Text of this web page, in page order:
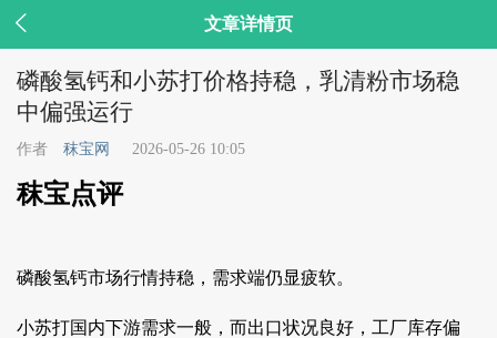
 文章详情页
磷酸氢钙和小苏打价格持稳，乳清粉市场稳
中偏强运行
作者 秣宝网 2026-05-26 10:05
秣宝点评
磷酸氢钙市场行情持稳，需求端仍显疲软。
小苏打国内下游需求一般，而出口状况良好，工厂库存偏